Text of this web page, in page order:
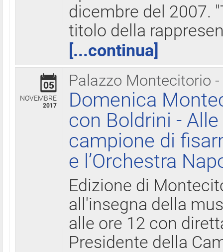
dicembre del 2007.
titolo della
[...continua]
Palazzo Montecitorio
05
NOVEMBRE
2017
Domenica
con Boldrini -
campione di
e l’Orchestra
Edizione di
all'insegna della
alle ore 12 con
Presidente della